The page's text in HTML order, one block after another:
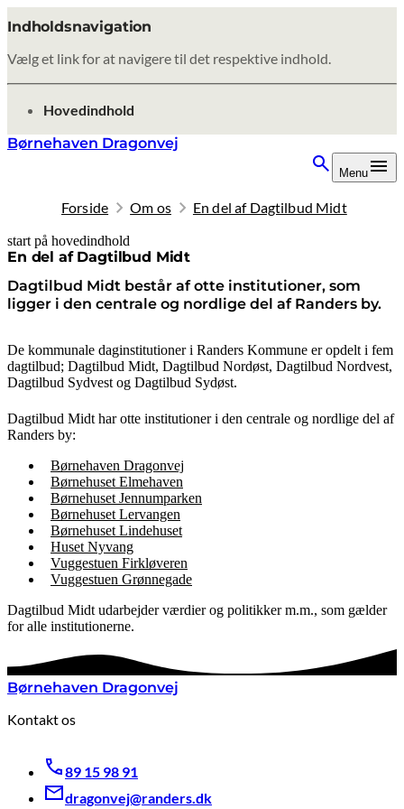
Indholdsnavigation
Vælg et link for at navigere til det respektive indhold.
gå til
Hovedindhold
Børnehaven Dragonvej
Menu
Forside Om os En del af Dagtilbud Midt
start på hovedindhold
En del af Dagtilbud Midt
Dagtilbud Midt består af otte institutioner, som
ligger i den centrale og nordlige del af Randers by.
senest opdateret 8. oktober 2025
De kommunale daginstitutioner i Randers Kommune er opdelt i fem
dagtilbud; Dagtilbud Midt, Dagtilbud Nordøst, Dagtilbud Nordvest,
Dagtilbud Sydvest og Dagtilbud Sydøst.
Dagtilbud Midt har otte institutioner i den centrale og nordlige del af
Randers by:
Børnehaven Dragonvej
Børnehuset Elmehaven
Børnehuset Jennumparken
Børnehuset Lervangen
Børnehuset Lindehuset
Huset Nyvang
Vuggestuen Firkløveren
Vuggestuen Grønnegade
Dagtilbud Midt udarbejder værdier og politikker m.m., som gælder
for alle institutionerne.
Børnehaven Dragonvej
Kontakt os
89 15 98 91
dragonvej@randers.dk